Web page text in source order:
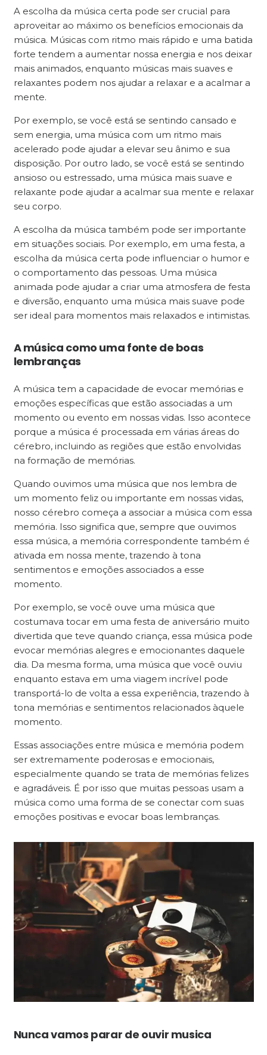
A escolha da música certa pode ser crucial para
aproveitar ao máximo os benefícios emocionais da
música. Músicas com ritmo mais rápido e uma batida
forte tendem a aumentar nossa energia e nos deixar
mais animados, enquanto músicas mais suaves e
relaxantes podem nos ajudar a relaxar e a acalmar a
mente.
Por exemplo, se você está se sentindo cansado e
sem energia, uma música com um ritmo mais
acelerado pode ajudar a elevar seu ânimo e sua
disposição. Por outro lado, se você está se sentindo
ansioso ou estressado, uma música mais suave e
relaxante pode ajudar a acalmar sua mente e relaxar
seu corpo.
A escolha da música também pode ser importante
em situações sociais. Por exemplo, em uma festa, a
escolha da música certa pode influenciar o humor e
o comportamento das pessoas. Uma música
animada pode ajudar a criar uma atmosfera de festa
e diversão, enquanto uma música mais suave pode
ser ideal para momentos mais relaxados e intimistas.
A música como uma fonte de boas
lembranças
A música tem a capacidade de evocar memórias e
emoções específicas que estão associadas a um
momento ou evento em nossas vidas. Isso acontece
porque a música é processada em várias áreas do
cérebro, incluindo as regiões que estão envolvidas
na formação de memórias.
Quando ouvimos uma música que nos lembra de
um momento feliz ou importante em nossas vidas,
nosso cérebro começa a associar a música com essa
memória. Isso significa que, sempre que ouvimos
essa música, a memória correspondente também é
ativada em nossa mente, trazendo à tona
sentimentos e emoções associados a esse
momento.
Por exemplo, se você ouve uma música que
costumava tocar em uma festa de aniversário muito
divertida que teve quando criança, essa música pode
evocar memórias alegres e emocionantes daquele
dia. Da mesma forma, uma música que você ouviu
enquanto estava em uma viagem incrível pode
transportá-lo de volta a essa experiência, trazendo à
tona memórias e sentimentos relacionados àquele
momento.
Essas associações entre música e memória podem
ser extremamente poderosas e emocionais,
especialmente quando se trata de memórias felizes
e agradáveis. É por isso que muitas pessoas usam a
música como uma forma de se conectar com suas
emoções positivas e evocar boas lembranças.
Nunca vamos parar de ouvir musica